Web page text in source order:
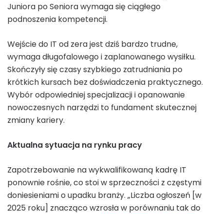
Juniora po Seniora wymaga się ciągłego
podnoszenia kompetencji.
Wejście do IT od zera jest dziś bardzo trudne,
wymaga długofalowego i zaplanowanego wysiłku.
Skończyły się czasy szybkiego zatrudniania po
krótkich kursach bez doświadczenia praktycznego.
Wybór odpowiedniej specjalizacji i opanowanie
nowoczesnych narzędzi to fundament skutecznej
zmiany kariery.
Aktualna sytuacja na rynku pracy
Zapotrzebowanie na wykwalifikowaną kadrę IT
ponownie rośnie, co stoi w sprzeczności z częstymi
doniesieniami o upadku branży. „Liczba ogłoszeń [w
2025 roku] znacząco wzrosła w porównaniu tak do